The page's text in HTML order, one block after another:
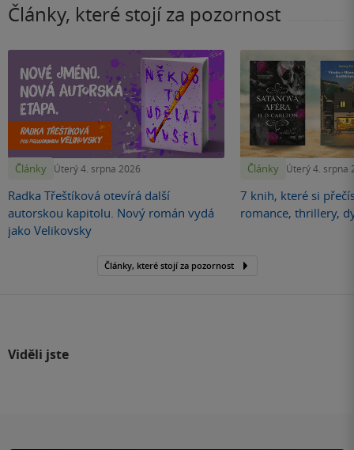
Články, které stojí za pozornost
Články Úterý 4. srpna 2026
Radka Třeštíková otevírá další
autorskou kapitolu. Nový román vydá
jako Velikovsky
Články Úterý 4. srpna
7 knih, které si
romance, thrillery,
Články, které stojí za pozornost
Viděli jste